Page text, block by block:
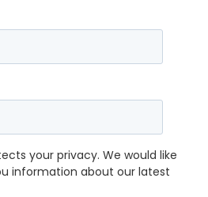
your privacy. We would like
information about our latest